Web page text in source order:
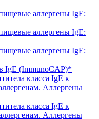
аллергены IgE:
аллергены IgE:
аллергены IgE:
IgE (ImmunoCAP)*
класса IgE к
Аллергены
класса IgE к
Аллергены